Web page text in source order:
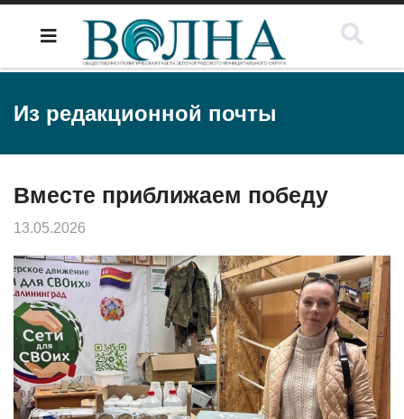
Из редакционной почты
Вместе приближаем победу
13.05.2026